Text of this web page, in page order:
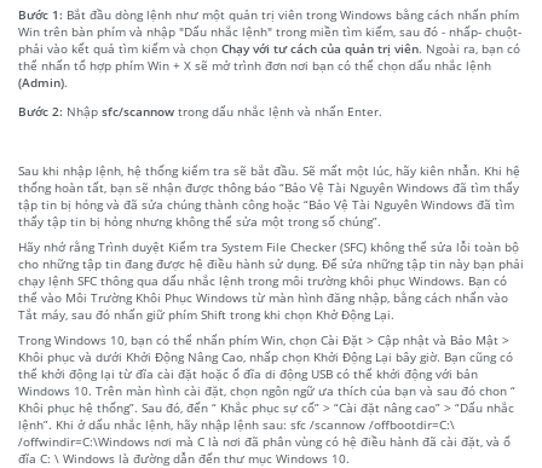
Bước 1: Bắt đầu dòng lệnh như một quản trị viên trong Windows bằng cách nhấn phím
Win trên bàn phím và nhập "Dấu nhắc lệnh" trong miền tìm kiếm, sau đó - nhấp- chuột-
phải vào kết quả tìm kiếm và chọn Chạy với tư cách của quản trị viên. Ngoài ra, bạn có
thể nhấn tổ hợp phím Win + X sẽ mở trình đơn nơi bạn có thể chọn dấu nhắc lệnh
(Admin).
Bước 2: Nhập sfc/scannow trong dấu nhắc lệnh và nhấn Enter.
Sau khi nhập lệnh, hệ thống kiểm tra sẽ bắt đầu. Sẽ mất một lúc, hãy kiên nhẫn. Khi hệ
thống hoàn tất, bạn sẽ nhận được thông báo “Bảo Vệ Tài Nguyên Windows đã tìm thấy
tập tin bị hỏng và đã sửa chúng thành công hoặc “Bảo Vệ Tài Nguyên Windows đã tìm
thấy tập tin bị hỏng nhưng không thể sửa một trong số chúng”.
Hãy nhớ rằng Trình duyệt Kiểm tra System File Checker (SFC) không thể sửa lỗi toàn bộ
cho những tập tin đang được hệ điều hành sử dụng. Để sửa những tập tin này bạn phải
chạy lệnh SFC thông qua dấu nhắc lệnh trong môi trường khôi phục Windows. Bạn có
thể vào Môi Trường Khôi Phục Windows từ màn hình đăng nhập, bằng cách nhấn vào
Tắt máy, sau đó nhấn giữ phím Shift trong khi chọn Khở Động Lại.
Trong Windows 10, bạn có thể nhấn phím Win, chọn Cài Đặt > Cập nhật và Bảo Mật >
Khôi phục và dưới Khởi Động Nâng Cao, nhấp chọn Khởi Động Lại bây giờ. Bạn cũng có
thể khởi động lại từ đĩa cài đặt hoặc ổ đĩa di động USB có thể khởi động với bản
Windows 10. Trên màn hình cài đặt, chọn ngôn ngữ ưa thích của bạn và sau đó chon “
Khôi phục hệ thống”. Sau đó, đến “ Khắc phục sự cố” > “Cài đặt nâng cao” > “Dấu nhắc
lệnh”. Khi ở dấu nhắc lệnh, hãy nhập lệnh sau: sfc /scannow /offbootdir=C:\
/offwindir=C:\Windows nơi mà C là nơi đã phân vùng có hệ điều hành đã cài đặt, và ổ
đĩa C: \ Windows là đường dẫn đến thư mục Windows 10.